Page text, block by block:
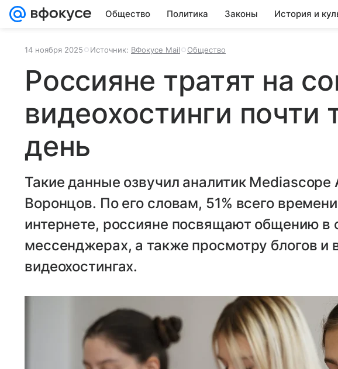
Общество Политика Законы История и
14 ноября 2025 Источник: ВФокусе Mail Общество
Россияне тратят на
видеохостинги почти
день
Такие данные озвучил аналитик Mediascope
Воронцов. По его словам, 51% всего
интернете, россияне посвящают общению в
мессенджерах, а также просмотру блогов и
видеохостингах.